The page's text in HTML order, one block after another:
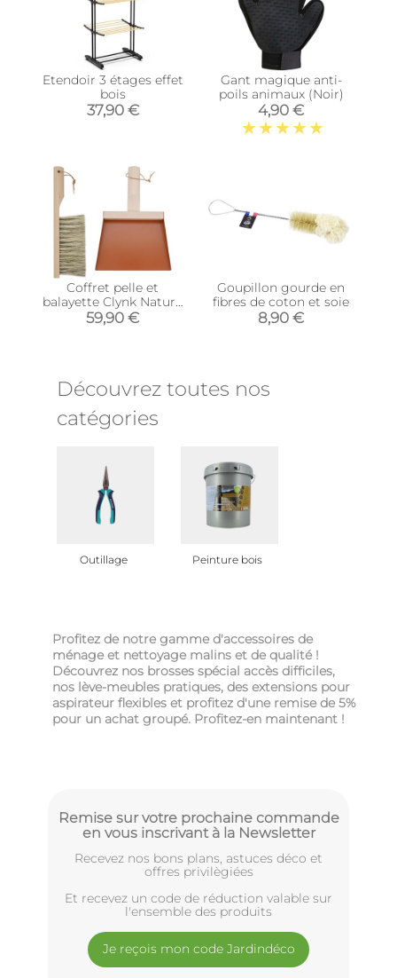
Etendoir 3 étages effet
bois
37,90 €
Gant magique anti-
poils animaux (Noir)
4,90 €
Coffret pelle et
balayette Clynk Nature
(Rouge tomette)
59,90 €
Goupillon gourde en
fibres de coton et soie
8,90 €
Découvrez toutes nos
catégories
Outillage Peinture bois
Profitez de notre gamme d'accessoires de
ménage et nettoyage malins et de qualité !
Découvrez nos brosses spécial accès difficiles,
nos lève-meubles pratiques, des extensions pour
aspirateur flexibles et profitez d'une remise de 5%
pour un achat groupé. Profitez-en maintenant !
Remise sur votre prochaine commande
en vous inscrivant à la Newsletter
Recevez nos bons plans, astuces déco et
offres privilègiées
Et recevez un code de réduction valable sur
l'ensemble des produits
Je reçois mon code Jardindéco